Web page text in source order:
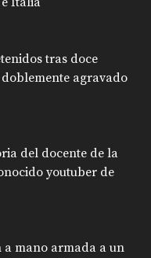
tras doce
agravado
del docente de la
youtuber de
mano armada a un